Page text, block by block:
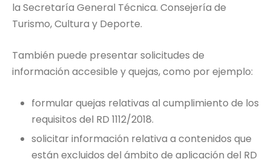
la Secretaría General Técnica. Consejería de
Turismo, Cultura y Deporte.
También puede presentar solicitudes de
información accesible y quejas, como por ejemplo:
formular quejas relativas al cumplimiento de los
requisitos del RD 1112/2018.
solicitar información relativa a contenidos que
están excluidos del ámbito de aplicación del RD